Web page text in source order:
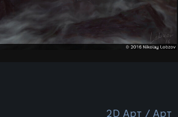
2D Арт / Арт